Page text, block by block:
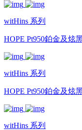
witHins 系列
HOPE Pt950鉑金及炫
witHins 系列
HOPE Pt950鉑金及炫
witHins 系列